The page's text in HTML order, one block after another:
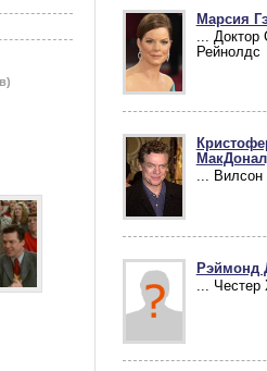
Марсия
... Доктор
Рейнолдс
... Вилсон
Рэймонд
... Честер